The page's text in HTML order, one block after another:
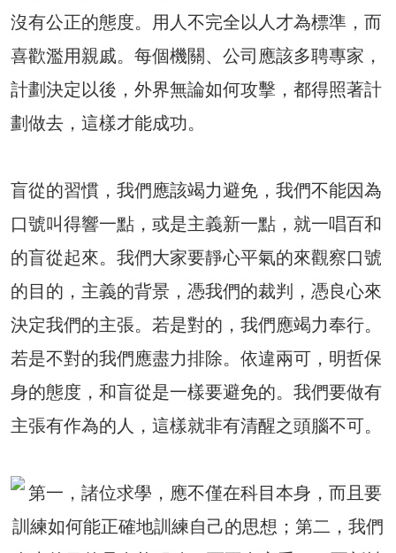
沒有公正的態度。用人不完全以人才為標準，而
喜歡濫用親戚。每個機關、公司應該多聘專家，
計劃決定以後，外界無論如何攻擊，都得照著計
劃做去，這樣才能成功。
盲從的習慣，我們應該竭力避免，我們不能因為
口號叫得響一點，或是主義新一點，就一唱百和
的盲從起來。我們大家要靜心平氣的來觀察口號
的目的，主義的背景，憑我們的裁判，憑良心來
決定我們的主張。若是對的，我們應竭力奉行。
若是不對的我們應盡力排除。依違兩可，明哲保
身的態度，和盲從是一樣要避免的。我們要做有
主張有作為的人，這樣就非有清醒之頭腦不可。